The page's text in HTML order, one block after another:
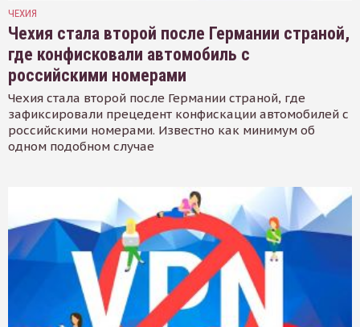
ЧЕХИЯ
Чехия стала второй после Германии страной,
где конфисковали автомобиль с
российскими номерами
Чехия стала второй после Германии страной, где
зафиксировали прецедент конфискации автомобилей с
российскими номерами. Известно как минимум об
одном подобном случае